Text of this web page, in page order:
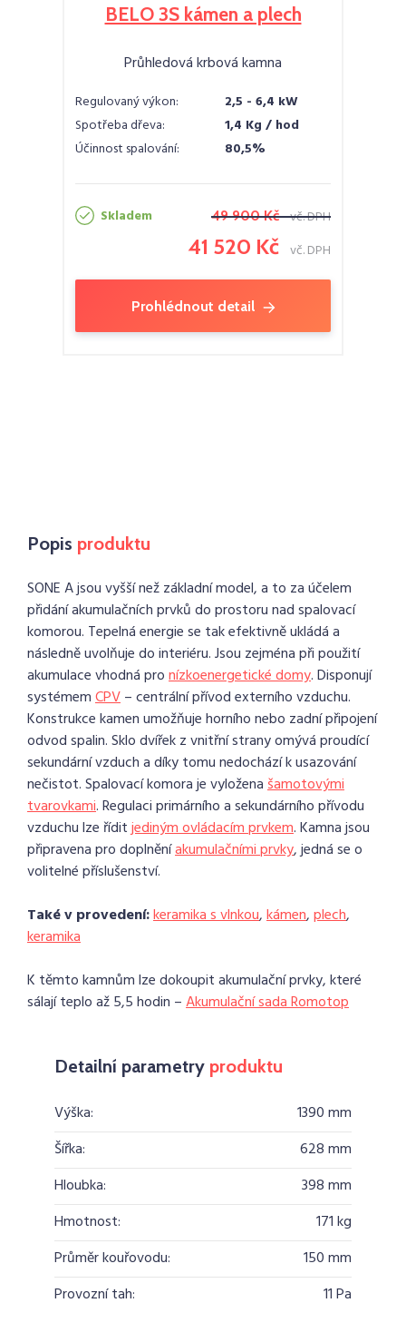
BELO 3S kámen a plech
Průhledová krbová kamna
Regulovaný výkon:
2,5 - 6,4 kW
Spotřeba dřeva:
1,4 Kg / hod
Účinnost spalování:
80,5%
Skladem 49 900 Kč vč. DPH
41 520 Kč vč. DPH
Prohlédnout detail
Popis produktu
SONE A jsou vyšší než základní model, a to za účelem
přidání akumulačních prvků do prostoru nad spalovací
komorou. Tepelná energie se tak efektivně ukládá a
následně uvolňuje do interiéru. Jsou zejména při použití
akumulace vhodná pronízkoenergetické domy. Disponují
systémemCPV– centrální přívod externího vzduchu.
Konstrukce kamen umožňuje horního nebo zadní připojení
odvod spalin. Sklo dvířek z vnitřní strany omývá proudící
sekundární vzduch a díky tomu nedochází k usazování
nečistot. Spalovací komora je vyloženašamotovými
tvarovkami. Regulaci primárního a sekundárního přívodu
vzduchu lze říditjediným ovládacím prvkem. Kamna jsou
připravena pro doplněníakumulačními prvky, jedná se o
volitelné příslušenství.
Také v provedení:keramika s vlnkou,kámen,plech,
keramika
K těmto kamnům lze dokoupit akumulační prvky, které
sálají teplo až 5,5 hodin –Akumulační sada Romotop
Detailní parametry produktu
Výška:
1390 mm
Šířka:
628 mm
Hloubka:
398 mm
Hmotnost:
171 kg
Průměr kouřovodu:
150 mm
Provozní tah:
11 Pa